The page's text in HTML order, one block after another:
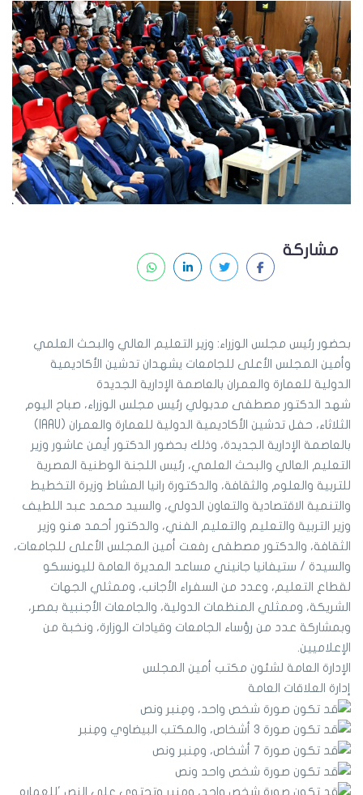
مشاركة
بحضور رئيس مجلس الوزراء: وزير التعليم العالي والبحث العلمي
وأمين المجلس الأعلى للجامعات يشهدان تدشين الأكاديمية
الدولية للعمارة والعمران بالعاصمة الإدارية الجديدة
شهد الدكتور مصطفى مدبولي رئيس مجلس الوزراء، صباح اليوم
الثلاثاء، حفل تدشين الأكاديمية الدولية للعمارة والعمران (IAAU)
بالعاصمة الإدارية الجديدة، وذلك بحضور الدكتور أيمن عاشور وزير
التعليم العالي والبحث العلمي، رئيس اللجنة الوطنية المصرية
للتربية والعلوم والثقافة، والدكتورة رانيا المشاط وزيرة التخطيط
والتنمية الاقتصادية والتعاون الدولي، والسيد محمد عبد اللطيف
وزير التربية والتعليم والتعليم الفني، والدكتور أحمد هنو وزير
الثقافة، والدكتور مصطفى رفعت أمين المجلس الأعلى للجامعات،
والسيدة / ستيفانيا جانيني مساعد المديرة العامة لليونسكو
لقطاع التعليم، وعدد من السفراء الأجانب، وممثلي الجهات
الشريكة، وممثلي المنظمات الدولية، والجامعات الأجنبية بمصر،
وبمشاركة عدد من رؤساء الجامعات وقيادات الوزارة، ونخبة من
الإعلاميين.
الإدارة العامة لشئون مكتب أمين المجلس
إدارة العلاقات العامة